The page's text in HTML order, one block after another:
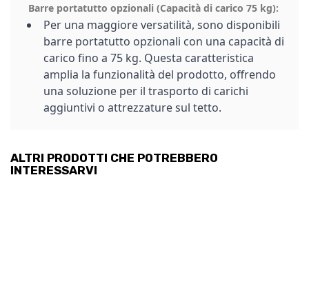
Barre portatutto opzionali (Capacità di carico 75 kg):
Per una maggiore versatilità, sono disponibili
barre portatutto opzionali con una capacità di
carico fino a 75 kg. Questa caratteristica
amplia la funzionalità del prodotto, offrendo
una soluzione per il trasporto di carichi
aggiuntivi o attrezzature sul tetto.
ALTRI PRODOTTI CHE POTREBBERO
INTERESSARVI